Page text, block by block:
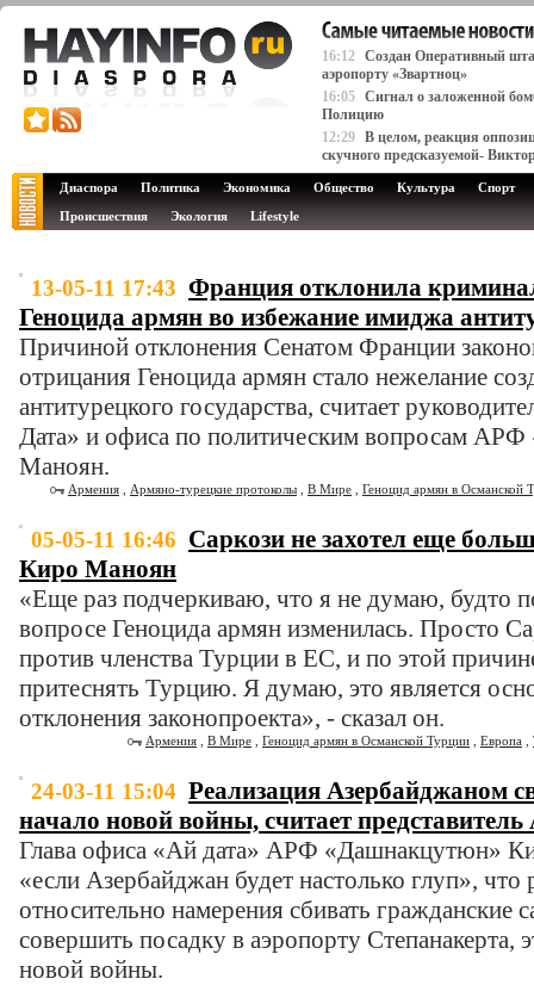
16:12 Создан Оперативный
аэропорту «Звартноц»
16:05 Сигнал о заложенной
Полицию
12:29 В целом, реакция
скучного предсказуемой-
Диаспора Политика Экономика Общество Культура
Спорт
Происшествия
Экология Lifestyle
13-05-11 17:43 Франция отклонила
Геноцида армян во избежание имиджа
Причиной отклонения Сенатом Франции
отрицания Геноцида армян стало нежелание
антитурецкого государства, считает
Дата» и офиса по политическим вопросам
Маноян.
Армения Армяно-турецкие протоколы В Мире Геноцид армян в Османской
05-05-11 16:46 Саркози не захотел еще
Киро Маноян
«Еще раз подчеркиваю, что я не думаю, будто
вопросе Геноцида армян изменилась. Просто
против членства Турции в ЕС, и по этой
притеснять Турцию. Я думаю, это является
отклонения законопроекта», - сказал он.
Армения В Мире Геноцид армян в Османской Турции Европа
24-03-11 15:04 Реализация Азербайджаном
начало новой войны, считает
Глава офиса «Ай дата» АРФ «Дашнакцутюн»
«если Азербайджан будет настолько глуп», что
относительно намерения сбивать
совершить посадку в аэропорту Степанакерта,
новой войны.